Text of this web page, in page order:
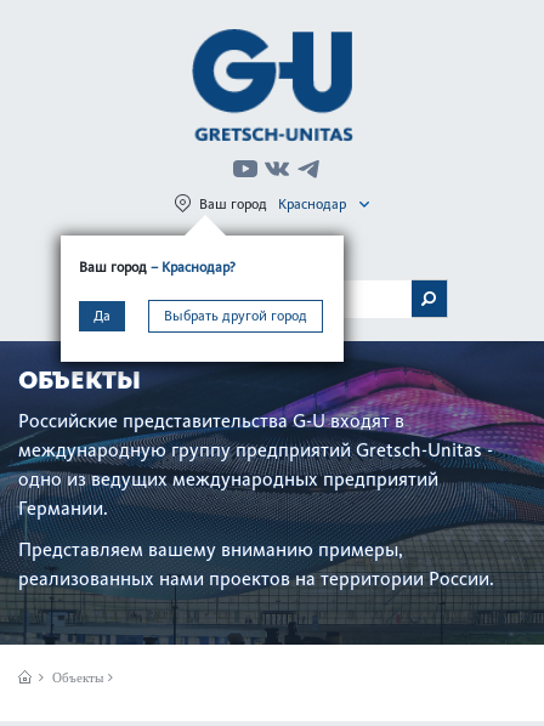
Ваш город – Краснодар?
Да Выбрать другой город
Ваш город Краснодар
МЕНЮ
ОБЪЕКТЫ
Российские представительства G-U входят в
международную группу предприятий Gretsch-Unitas -
одно из ведущих международных предприятий
Германии.
Представляем вашему вниманию примеры,
реализованных нами проектов на территории России.
Объекты